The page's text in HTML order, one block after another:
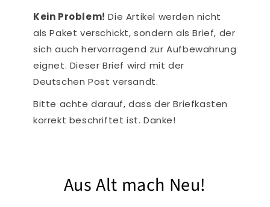
Kein Problem! Die Artikel werden nicht
als Paket verschickt, sondern als Brief, der
sich auch hervorragend zur Aufbewahrung
eignet. Dieser Brief wird mit der
Deutschen Post versandt.
Bitte achte darauf, dass der Briefkasten
korrekt beschriftet ist. Danke!
Aus Alt mach Neu!